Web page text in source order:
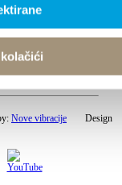
Nove vibracije
Design